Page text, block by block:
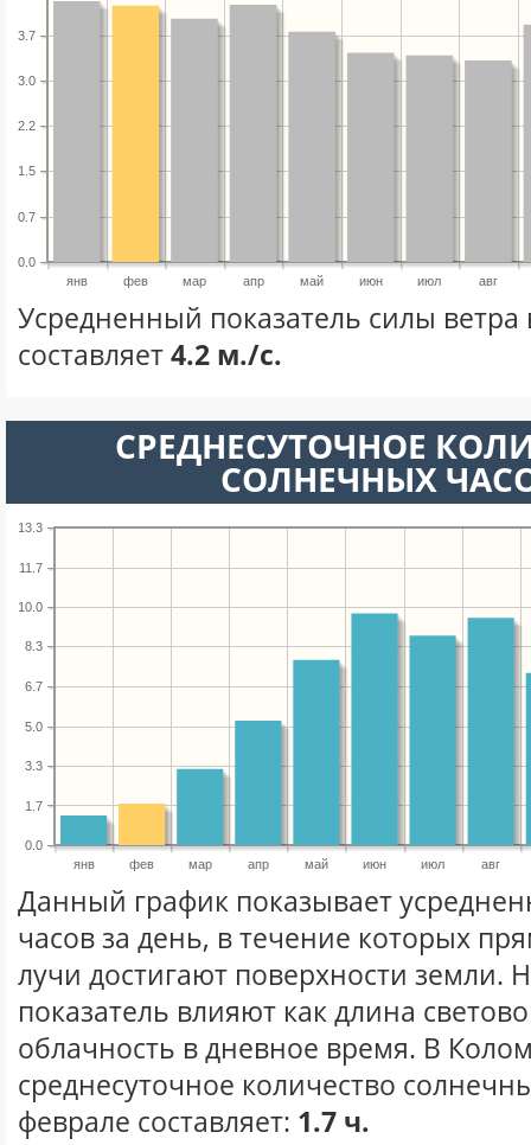
янв фев мар апр май июн июл авг
0.0
0.7
1.5
2.2
3.0
3.7
Усредненный показатель силы ветра
составляет4.2 м./с.
СРЕДНЕСУТОЧНОЕ
СОЛНЕЧНЫХ
янв фев мар апр май июн июл авг
0.0
1.7
3.3
5.0
6.7
8.3
10.0
11.7
13.3
Данный график показывает
часов за день, в течение которых
лучи достигают поверхности земли.
показатель влияют как длина
облачность в дневное время. В
среднесуточное количество
феврале составляет: 1.7 ч.